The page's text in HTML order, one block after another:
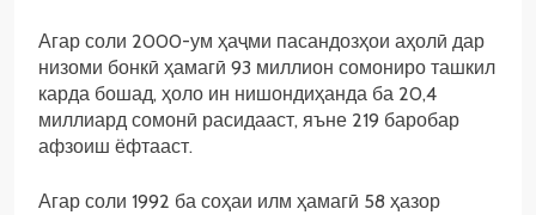
Агар соли 2000-ум ҳаҷми пасандозҳои аҳолӣ дар
низоми бонкӣ ҳамагӣ 93 миллион сомониро ташкил
карда бошад, ҳоло ин нишондиҳанда ба 20,4
миллиард сомонӣ расидааст, яъне 219 баробар
афзоиш ёфтааст.
Агар соли 1992 ба соҳаи илм ҳамагӣ 58 ҳазор